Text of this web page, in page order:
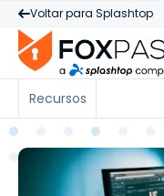
Voltar para Splashtop
Recursos